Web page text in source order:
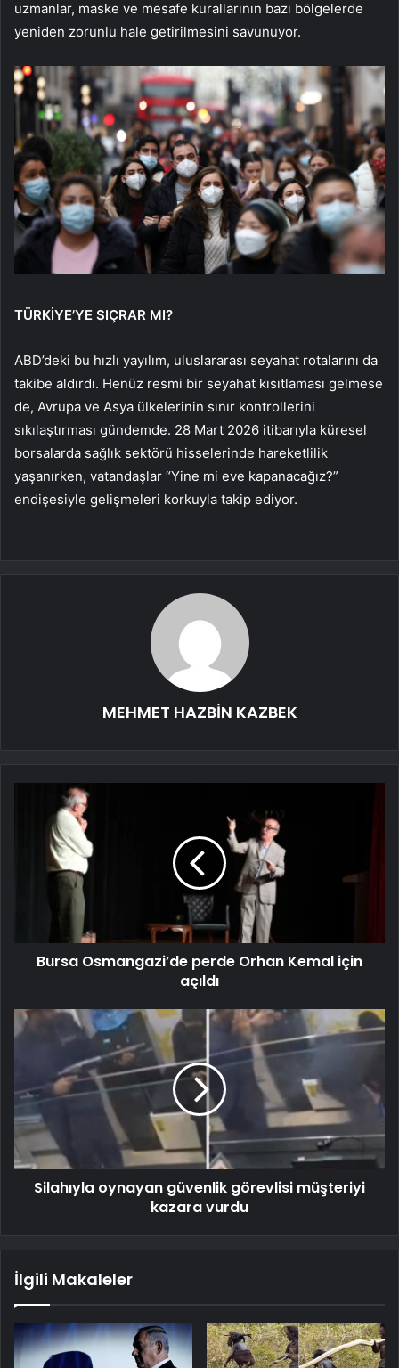
uzmanlar, maske ve mesafe kurallarının bazı bölgelerde
yeniden zorunlu hale getirilmesini savunuyor.
TÜRKİYE’YE SIÇRAR MI?
ABD’deki bu hızlı yayılım, uluslararası seyahat rotalarını da
takibe aldırdı. Henüz resmi bir seyahat kısıtlaması gelmese
de, Avrupa ve Asya ülkelerinin sınır kontrollerini
sıkılaştırması gündemde. 28 Mart 2026 itibarıyla küresel
borsalarda sağlık sektörü hisselerinde hareketlilik
yaşanırken, vatandaşlar “Yine mi eve kapanacağız?”
endişesiyle gelişmeleri korkuyla takip ediyor.
MEHMET HAZBİN KAZBEK
Bursa Osmangazi’de perde Orhan Kemal için
açıldı
Silahıyla oynayan güvenlik görevlisi müşteriyi
kazara vurdu
İlgili Makaleler